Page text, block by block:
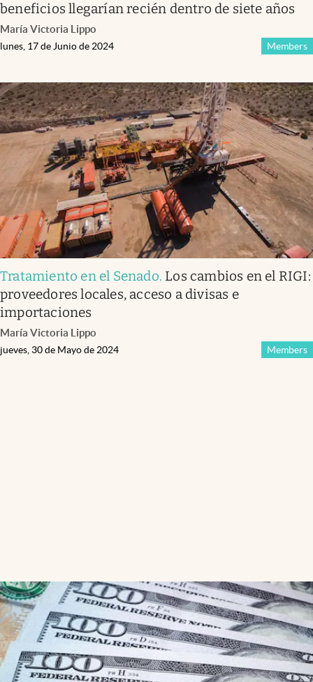
beneficios llegarían recién dentro de siete años
María Victoria Lippo
Members
lunes, 17 de Junio de 2024
Tratamiento en el Senado. Los cambios en el RIGI:
proveedores locales, acceso a divisas e
importaciones
María Victoria Lippo
Members
jueves, 30 de Mayo de 2024